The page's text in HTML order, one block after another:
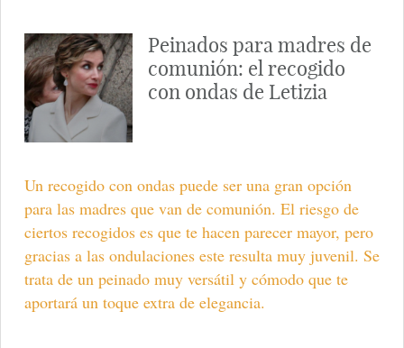
Peinados para madres de
comunión: el recogido
con ondas de Letizia
Un recogido con ondas puede ser una gran opción
para las madres que van de comunión. El riesgo de
ciertos recogidos es que te hacen parecer mayor, pero
gracias a las ondulaciones este resulta muy juvenil. Se
trata de un peinado muy versátil y cómodo que te
aportará un toque extra de elegancia.